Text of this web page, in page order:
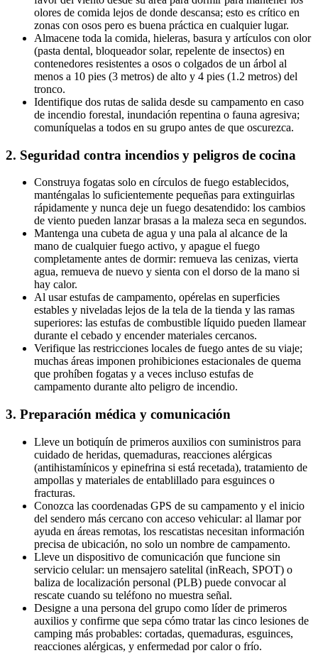
olores de comida lejos de donde descansa; esto es crítico en
zonas con osos pero es buena práctica en cualquier lugar.
Almacene toda la comida, hieleras, basura y artículos con olor
(pasta dental, bloqueador solar, repelente de insectos) en
contenedores resistentes a osos o colgados de un árbol al
menos a 10 pies (3 metros) de alto y 4 pies (1.2 metros) del
tronco.
Identifique dos rutas de salida desde su campamento en caso
de incendio forestal, inundación repentina o fauna agresiva;
comuníquelas a todos en su grupo antes de que oscurezca.
2. Seguridad contra incendios y peligros de cocina
Construya fogatas solo en círculos de fuego establecidos,
manténgalas lo suficientemente pequeñas para extinguirlas
rápidamente y nunca deje un fuego desatendido: los cambios
de viento pueden lanzar brasas a la maleza seca en segundos.
Mantenga una cubeta de agua y una pala al alcance de la
mano de cualquier fuego activo, y apague el fuego
completamente antes de dormir: remueva las cenizas, vierta
agua, remueva de nuevo y sienta con el dorso de la mano si
hay calor.
Al usar estufas de campamento, opérelas en superficies
estables y niveladas lejos de la tela de la tienda y las ramas
superiores: las estufas de combustible líquido pueden llamear
durante el cebado y encender materiales cercanos.
Verifique las restricciones locales de fuego antes de su viaje;
muchas áreas imponen prohibiciones estacionales de quema
que prohíben fogatas y a veces incluso estufas de
campamento durante alto peligro de incendio.
3. Preparación médica y comunicación
Lleve un botiquín de primeros auxilios con suministros para
cuidado de heridas, quemaduras, reacciones alérgicas
(antihistamínicos y epinefrina si está recetada), tratamiento de
ampollas y materiales de entablillado para esguinces o
fracturas.
Conozca las coordenadas GPS de su campamento y el inicio
del sendero más cercano con acceso vehicular: al llamar por
ayuda en áreas remotas, los rescatistas necesitan información
precisa de ubicación, no solo un nombre de campamento.
Lleve un dispositivo de comunicación que funcione sin
servicio celular: un mensajero satelital (inReach, SPOT) o
baliza de localización personal (PLB) puede convocar al
rescate cuando su teléfono no muestra señal.
Designe a una persona del grupo como líder de primeros
auxilios y confirme que sepa cómo tratar las cinco lesiones de
camping más probables: cortadas, quemaduras, esguinces,
reacciones alérgicas, y enfermedad por calor o frío.